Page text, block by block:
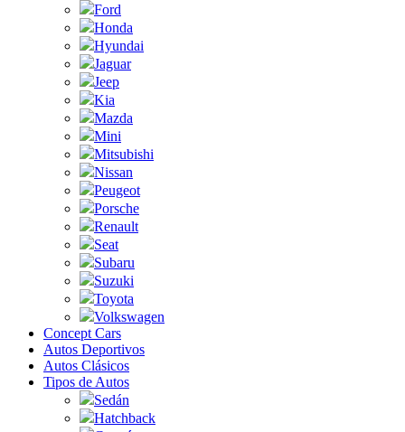
Ford
Honda
Hyundai
Jaguar
Jeep
Kia
Mazda
Mini
Mitsubishi
Nissan
Peugeot
Porsche
Renault
Seat
Subaru
Suzuki
Toyota
Volkswagen
Concept Cars
Autos Deportivos
Autos Clásicos
Tipos de Autos
Sedán
Hatchback